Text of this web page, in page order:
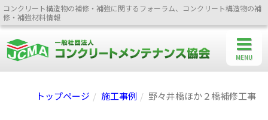
コンクリート構造物の補修・補強に関するフォーラム、コンクリート構造物の補
修・補強材料情報
トップページ 施工事例 野々井橋ほか２橋補修工事
MENU